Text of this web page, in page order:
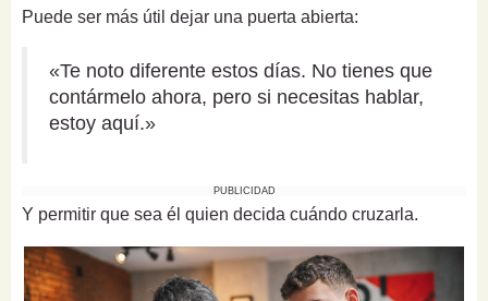
Puede ser más útil dejar una puerta abierta:
«Te noto diferente estos días. No tienes que
contármelo ahora, pero si necesitas hablar,
estoy aquí.»
PUBLICIDAD
Y permitir que sea él quien decida cuándo cruzarla.